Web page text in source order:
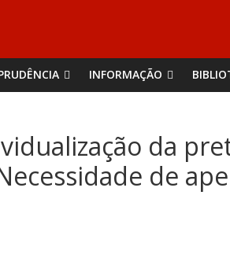
INFORMAÇÃO
da
de